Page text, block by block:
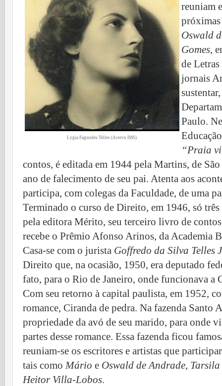
Lygia Fagundes Telles (Acervo IMS)
reuniam
Oswald
Gomes,
de
jornais
Paulo.
“Praia
contos, é editada em 1944 pela Martins, de
ano de falecimento de seu pai. Atenta aos
participa, com colegas da Faculdade, de uma
Terminado o curso de Direito, em 1946, só
pela editora Mérito, seu terceiro livro de
recebe o Prêmio Afonso Arinos, da Academia
Casa-se com o jurista Goffredo da Silva Telles
Direito que, na ocasião, 1950, era deputado
fato, para o Rio de Janeiro, onde funcionava a
Com seu retorno à capital paulista, em 1952,
romance, Ciranda de pedra. Na fazenda Santo
propriedade da avó de seu marido, para onde
partes desse romance. Essa fazenda ficou
reuniam-se os escritores e artistas que
tais como Mário e Oswald de Andrade,
Heitor Villa-Lobos.